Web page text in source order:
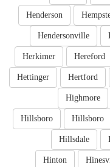
Henderson
Hendersonville
Hereford
Herkimer
Hertford
Hettinger
Highmore
Hillsboro
Hillsboro
Hillsdale
Hinton